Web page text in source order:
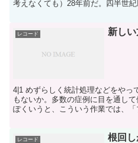
考えなくても）28年前だ。四半世
レコード 新し
4|1 めずらしく統計処理などをやっ
もないか。多数の症例に目を通し
ぽくいうと、こういう作業では、
レコード 根回